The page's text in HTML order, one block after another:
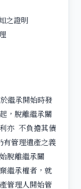
之證明
繼承開始時發
，脫離繼承關
亦 不負擔其債
有管理遺產之義
脫離繼承關
繼承權者，就
管理人開始管